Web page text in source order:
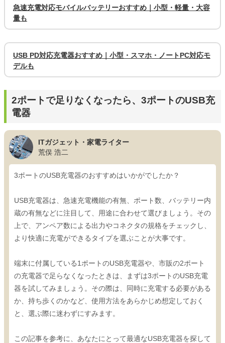
急速充電対応モバイルバッテリーおすすめ｜小型・軽量・大容
量も
USB PD対応充電器おすすめ｜小型・スマホ・ノートPC対応モ
デルも
2ポートで足りなくなったら、3ポートのUSB充
電器
ITガジェット・家電ライター
荒俣 浩二
3ポートのUSB充電器のおすすめはいかがでしたか？
USB充電器は、急速充電機能の有無、ポート数、バッテリー内
蔵の有無などに注目して、用途に合わせて選びましょう。その
上で、アンペア数による出力やコネクタの規格をチェックし、
より快適に充電ができるタイプを選ぶことが大事です。
端末に付属している1ポートのUSB充電器や、市販の2ポート
の充電器で足らなくなったときは、まずは3ポートのUSB充電
器を試してみましょう。その際は、同時に充電する必要がある
か、持ち歩くのかなど、使用方法をあらかじめ想定しておく
と、選ぶ際に迷わずにすみます。
この記事を参考に、あなたにとって最適なUSB充電器を探して